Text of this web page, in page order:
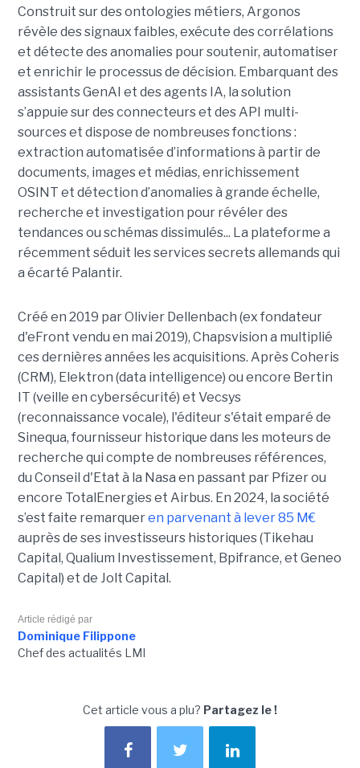
Construit sur des ontologies métiers, Argonos
révèle des signaux faibles, exécute des corrélations
et détecte des anomalies pour soutenir, automatiser
et enrichir le processus de décision. Embarquant des
assistants GenAI et des agents IA, la solution
s’appuie sur des connecteurs et des API multi-
sources et dispose de nombreuses fonctions :
extraction automatisée d’informations à partir de
documents, images et médias, enrichissement
OSINT et détection d’anomalies à grande échelle,
recherche et investigation pour révéler des
tendances ou schémas dissimulés... La plateforme a
récemment séduit les services secrets allemands qui
a écarté Palantir.
Créé en 2019 par Olivier Dellenbach (ex fondateur
d'eFront vendu en mai 2019), Chapsvision a multiplié
ces dernières années les acquisitions. Après Coheris
(CRM), Elektron (data intelligence) ou encore Bertin
IT (veille en cybersécurité) et Vecsys
(reconnaissance vocale), l'éditeur s'était emparé de
Sinequa, fournisseur historique dans les moteurs de
recherche qui compte de nombreuses références,
du Conseil d'Etat à la Nasa en passant par Pfizer ou
encore TotalEnergies et Airbus. En 2024, la société
s’est faite remarqueren parvenant à lever 85 M€
auprès de ses investisseurs historiques (Tikehau
Capital, Qualium Investissement, Bpifrance, et Geneo
Capital) et de Jolt Capital.
Article rédigé par
Dominique Filippone
Chef des actualités LMI
Cet article vous a plu? Partagez le !